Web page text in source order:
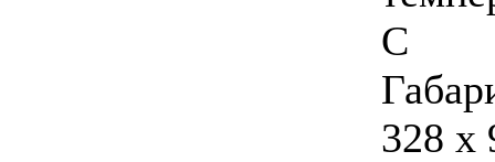
С
328 х